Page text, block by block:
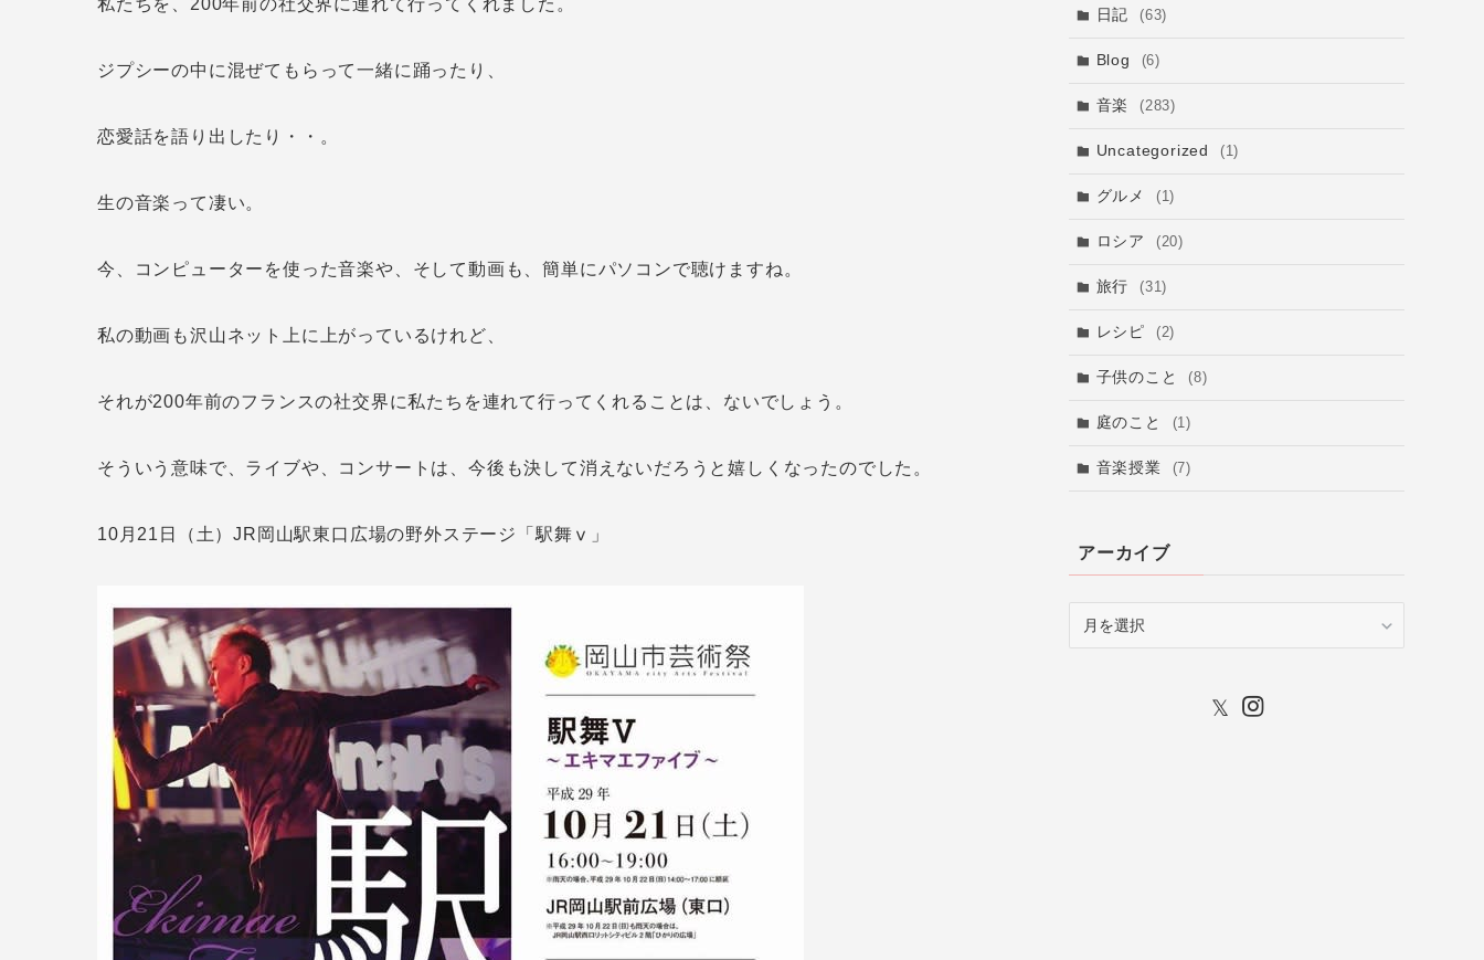
私たちを、200年前の社交界に連れて行ってくれました。
ジプシーの中に混ぜてもらって一緒に踊ったり、
恋愛話を語り出したり・・。
生の音楽って凄い。
今、コンピューターを使った音楽や、そして動画も、簡単にパソコンで聴けますね。
私の動画も沢山ネット上に上がっているけれど、
それが200年前のフランスの社交界に私たちを連れて行ってくれることは、ないでしょう。
そういう意味で、ライブや、コンサートは、今後も決して消えないだろうと嬉しくなったのでした。
10月21日（土）JR岡山駅東口広場の野外ステージ「駅舞ⅴ」
日記 (63)
Blog (6)
音楽 (283)
Uncategorized (1)
グルメ (1)
ロシア (20)
旅行 (31)
レシピ (2)
子供のこと (8)
庭のこと (1)
音楽授業 (7)
アーカイブ